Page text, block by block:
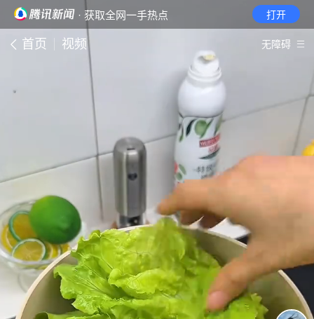
· 获取全网一手热点 打开
首页 视频 无障碍